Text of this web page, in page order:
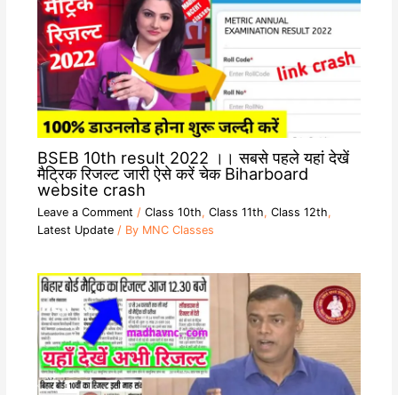
BSEB 10th result 2022 ।। सबसे पहले यहां देखें
मैट्रिक रिजल्ट जारी ऐसे करें चेक Biharboard
website crash
Leave a Comment / Class 10th, Class 11th, Class 12th,
Latest Update/ By MNC Classes